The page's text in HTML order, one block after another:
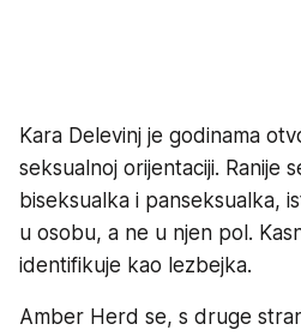
Kara Delevinj je godinama
seksualnoj orijentaciji. Ranije
biseksualka i panseksualka,
u osobu, a ne u njen pol.
identifikuje kao lezbejka.
Amber Herd se, s druge